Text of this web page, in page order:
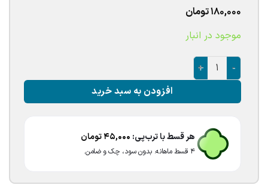
180,000تومان
موجود در انبار
بادکنک فویلی موتور سیکلت قرمز عدد
افزودن به سبد خرید
هر قسط با ترب‌پی: 45,000تومان
۴ قسط ماهانه. بدون سود، چک و ضامن.